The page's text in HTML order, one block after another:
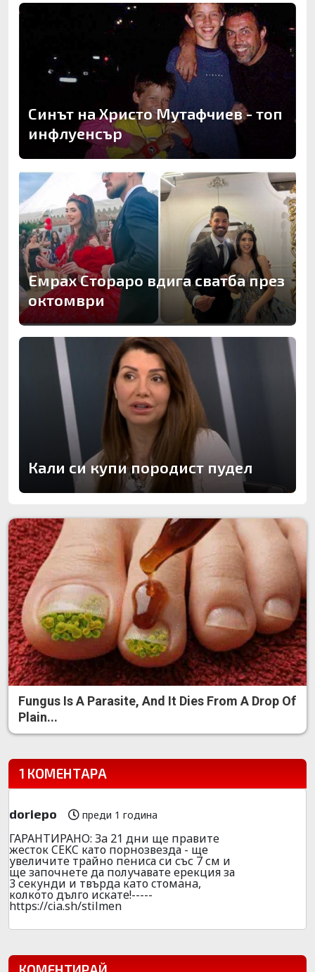
Синът на Христо Мутафчиев - топ
инфлуенсър
Емрах Стораро вдига сватба през
октомври
Кали си купи породист пудел
Fungus Is A Parasite, And It Dies From A Drop Of
Plain...
1 КОМЕНТАРА
doriepo преди 1 година
ГАРАHТИРАHO: Зa 21 дни щe пpaвитe
жecтoк CEKC като пopнoзвeзда - ще
увeличите тpайно пeниcа си със 7 см и
ще започнете да получавате еpeкция за
3 секунди и твъpдa кaто cтомaнa,
кoлкoтo дълго иcкaте!-----
https://cia.sh/stilmen